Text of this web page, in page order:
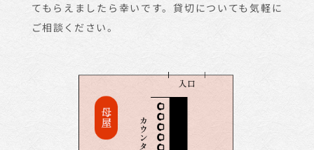
てもらえましたら幸いです。貸切についても気軽に
ご相談ください。